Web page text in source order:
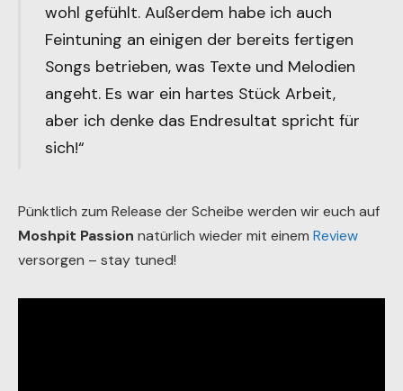
wohl gefühlt. Außerdem habe ich auch
Feintuning an einigen der bereits fertigen
Songs betrieben, was Texte und Melodien
angeht. Es war ein hartes Stück Arbeit,
aber ich denke das Endresultat spricht für
sich!“
Pünktlich zum Release der Scheibe werden wir euch auf
Moshpit Passion natürlich wieder mit einem Review
versorgen – stay tuned!